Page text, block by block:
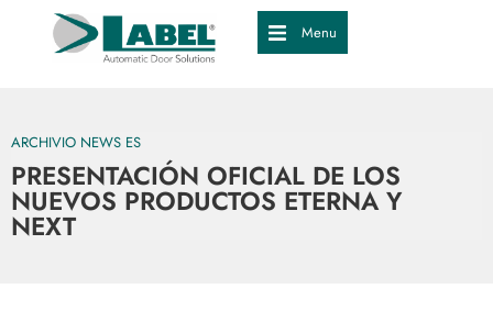
Menu
ARCHIVIO NEWS ES
PRESENTACIÓN OFICIAL DE LOS
NUEVOS PRODUCTOS ETERNA Y
NEXT